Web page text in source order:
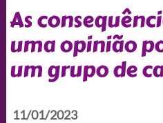
As
uma opinião
um grupo de
11/01/2023